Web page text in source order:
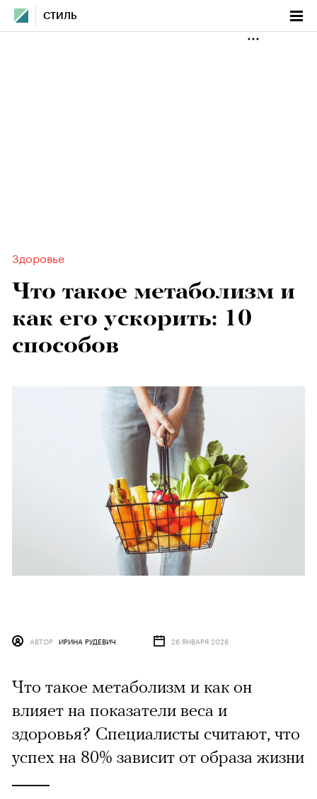
СТИЛЬ
Здоровье
Что такое метаболизм и
как его ускорить: 10
способов
АВТОР ИРИНА РУДЕВИЧ 26 ЯНВАРЯ 2026
Что такое метаболизм и как он
влияет на показатели веса и
здоровья? Специалисты считают, что
успех на 80% зависит от образа жизни